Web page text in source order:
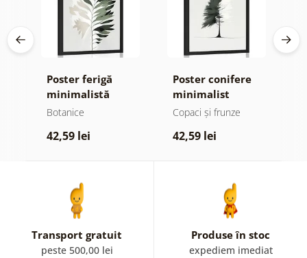
Poster ferigă
minimalistă
Botanice
42,59 lei
Poster conifere
minimalist
Copaci și frunze
42,59 lei
Transport gratuit
peste 500,00 lei
Produse în stoc
expediem imediat